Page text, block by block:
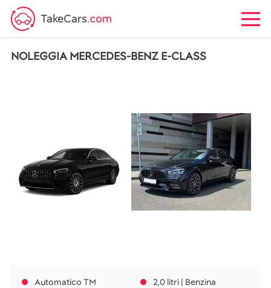
TakeCars.com
NOLEGGIA MERCEDES-BENZ E-CLASS
Automatico TM
2,0 litri | Benzina